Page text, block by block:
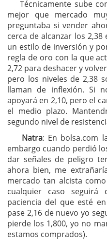
Técnicamente sube
mejor que mercado
preguntaba si vender
cerca de alcanzar los
un estilo de inversión y
regla de oro con la que
2,72 para deshacer y
pero los niveles de 2,38
llaman de inflexión. Si
apoyará en 2,10, pero el
el medio plazo.
segundo nivel de
Natra: En bolsa.com
embargo cuando perdió
dar señales de peligro
ahora bien, me
mercado tan alcista
cualquier caso seguirá
paciencia del que esté
pase 2,16 de nuevo yo
pierde los 1,800, yo no
estamos comprados).